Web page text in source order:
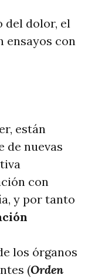
del dolor, el
ensayos con
están
de nuevas
con
y por tanto
los órganos
(Orden